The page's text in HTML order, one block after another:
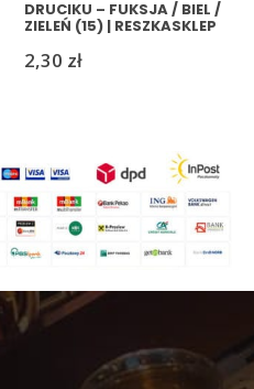
DRUCIKU – FUKSJA / BIEL /
ZIELEŃ (15) | RESZKASKLEP
2,30 zł